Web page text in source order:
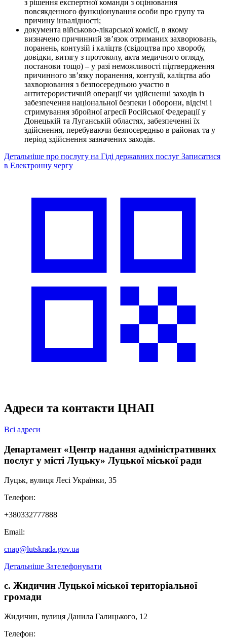
з рішення експертної команди з оцінювання
повсякденного функціонування особи про групу та
причину інвалідності;
документа військово-лікарської комісії, в якому
визначено причинний зв’язок отриманих захворювань,
поранень, контузій і каліцтв (свідоцтва про хворобу,
довідки, витягу з протоколу, акта медичного огляду,
постанови тощо) – у разі неможливості підтвердження
причинного зв’язку поранення, контузії, каліцтва або
захворювання з безпосередньою участю в
антитерористичній операції чи здійсненні заходів із
забезпечення національної безпеки і оборони, відсічі і
стримування збройної агресії Російської Федерації у
Донецькій та Луганській областях, забезпеченні їх
здійснення, перебуваючи безпосередньо в районах та у
період здійснення зазначених заходів.
Детальніше про послугу на Гіді державних послуг Записатися
в Електронну чергу
Адреси та контакти ЦНАП
Всі адреси
Департамент «Центр надання адміністративних
послуг у місті Луцьку» Луцької міської ради
Луцьк, вулиця Лесі Українки, 35
Телефон:
+380332777888
Email:
cnap@lutskrada.gov.ua
Детальніше Зателефонувати
с. Жидичин Луцької міської територіальної
громади
Жидичин, вулиця Данила Галицького, 12
Телефон: